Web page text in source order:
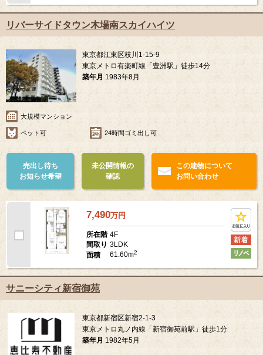
リバーサイドタウン木場南スカイハイツ
東京都江東区枝川1-15-9
東京メトロ有楽町線「豊洲駅」徒歩14分
築年月 1983年8月
大規模マンション
ペット可 24時間ゴミ出し可
売出し待ち
お知らせ希望
未公開情報の
確認
この建物について
お問い合わせ
7,490万円
所在階 4F
間取り 3LDK
面積
61.60m2
サニーシティ新宿御苑
東京都新宿区新宿2-1-3
東京メトロ丸ノ内線「新宿御苑前駅」徒歩1分
築年月 1982年5月